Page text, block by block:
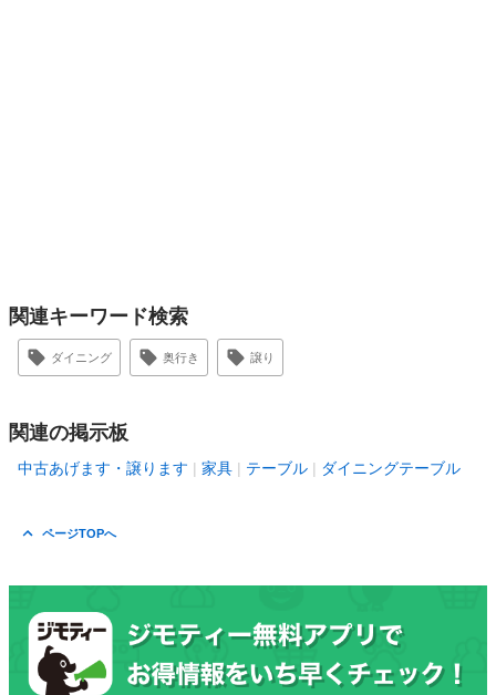
関連キーワード検索
ダイニング 奥行き 譲り
関連の掲示板
中古あげます・譲ります 家具 テーブル ダイニングテーブル
ページTOPへ